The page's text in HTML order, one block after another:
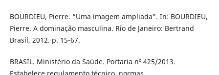
BOURDIEU, Pierre. “Uma imagem ampliada”. In: BOURDIEU,
Pierre. A dominação masculina. Rio de Janeiro: Bertrand
Brasil, 2012. p. 15-67.
BRASIL. Ministério da Saúde. Portaria nº 425/2013.